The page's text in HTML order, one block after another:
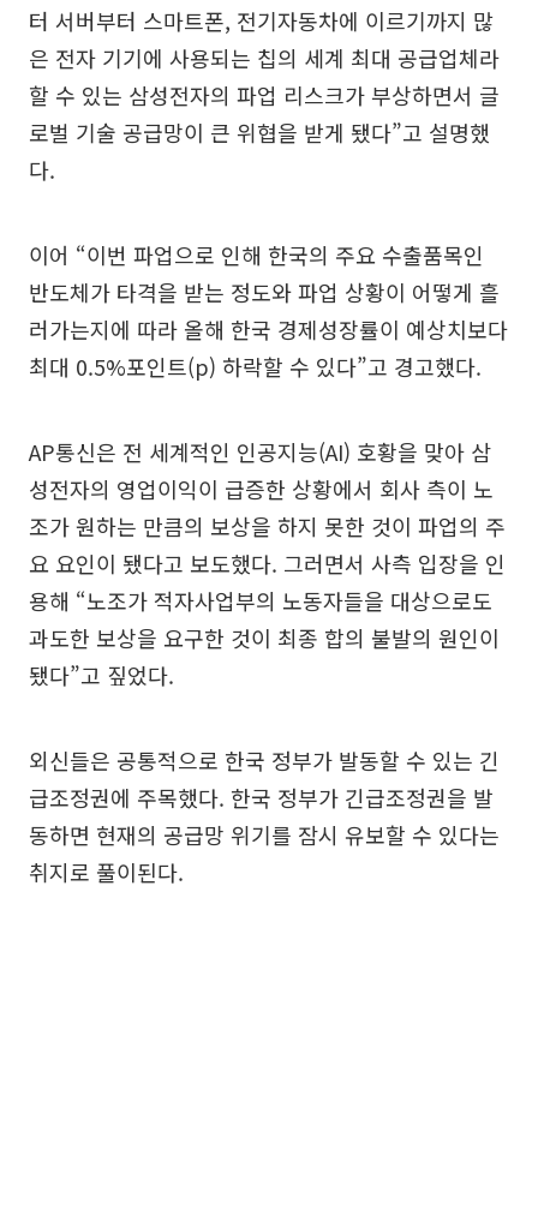
터 서버부터 스마트폰, 전기자동차에 이르기까지 많
은 전자 기기에 사용되는 칩의 세계 최대 공급업체라
할 수 있는 삼성전자의 파업 리스크가 부상하면서 글
로벌 기술 공급망이 큰 위협을 받게 됐다”고 설명했
다.
이어 “이번 파업으로 인해 한국의 주요 수출품목인
반도체가 타격을 받는 정도와 파업 상황이 어떻게 흘
러가는지에 따라 올해 한국 경제성장률이 예상치보다
최대 0.5%포인트(p) 하락할 수 있다”고 경고했다.
AP통신은 전 세계적인 인공지능(AI) 호황을 맞아 삼
성전자의 영업이익이 급증한 상황에서 회사 측이 노
조가 원하는 만큼의 보상을 하지 못한 것이 파업의 주
요 요인이 됐다고 보도했다. 그러면서 사측 입장을 인
용해 “노조가 적자사업부의 노동자들을 대상으로도
과도한 보상을 요구한 것이 최종 합의 불발의 원인이
됐다”고 짚었다.
외신들은 공통적으로 한국 정부가 발동할 수 있는 긴
급조정권에 주목했다. 한국 정부가 긴급조정권을 발
동하면 현재의 공급망 위기를 잠시 유보할 수 있다는
취지로 풀이된다.